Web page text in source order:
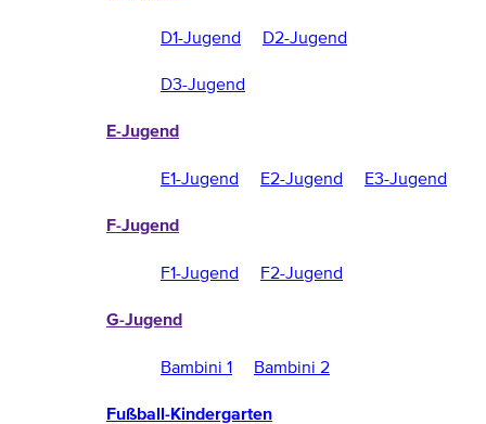
D1-Jugend
D2-Jugend
D3-Jugend
E-Jugend
E1-Jugend E2-Jugend E3-Jugend
F-Jugend
F1-Jugend F2-Jugend
G-Jugend
Bambini 1 Bambini 2
Fußball-Kindergarten